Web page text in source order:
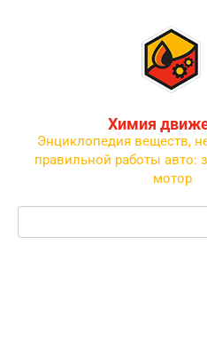
Химия
Энциклопедия веществ,
правильной работы авто:
мотор
Поиск: